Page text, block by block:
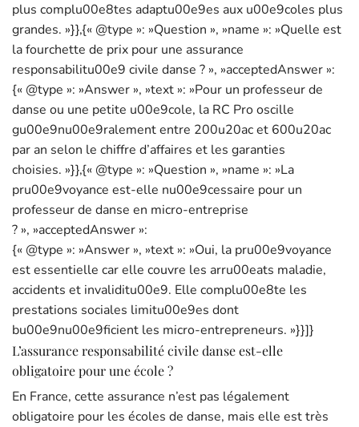
plus complu00e8tes adaptu00e9es aux u00e9coles plus
grandes. »}},{« @type »: »Question », »name »: »Quelle est
la fourchette de prix pour une assurance
responsabilitu00e9 civile danse ? », »acceptedAnswer »:
{« @type »: »Answer », »text »: »Pour un professeur de
danse ou une petite u00e9cole, la RC Pro oscille
gu00e9nu00e9ralement entre 200u20ac et 600u20ac
par an selon le chiffre d’affaires et les garanties
choisies. »}},{« @type »: »Question », »name »: »La
pru00e9voyance est-elle nu00e9cessaire pour un
professeur de danse en micro-entreprise
? », »acceptedAnswer »:
{« @type »: »Answer », »text »: »Oui, la pru00e9voyance
est essentielle car elle couvre les arru00eats maladie,
accidents et invaliditu00e9. Elle complu00e8te les
prestations sociales limitu00e9es dont
bu00e9nu00e9ficient les micro-entrepreneurs. »}}]}
L’assurance responsabilité civile danse est-elle
obligatoire pour une école ?
En France, cette assurance n’est pas légalement
obligatoire pour les écoles de danse, mais elle est très